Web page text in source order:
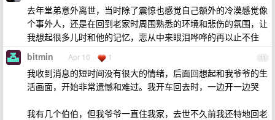
去年堂弟意外离世，当时除了震惊也感觉自己额外的冷漠感觉像
个事外人，还是在回到老家时周围熟悉的环境和悲伤的氛围，让
我想起很多儿时和他的记忆，悲从中来眼泪哗哗的再以止不住
11
bitmin Apr 10 1
我收到消息的短时间没有很大的情绪，后面回想起和我爷爷的生
活画面，开始非常遗憾和难过。我开车回去时，一边开一边哭
我有几个伯伯，但我爷爷一直住我家，去世不久前我还特地回老